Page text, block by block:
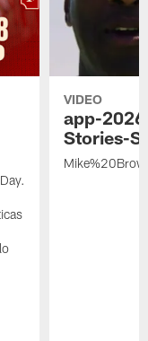
VIDEO
app-
Stories-